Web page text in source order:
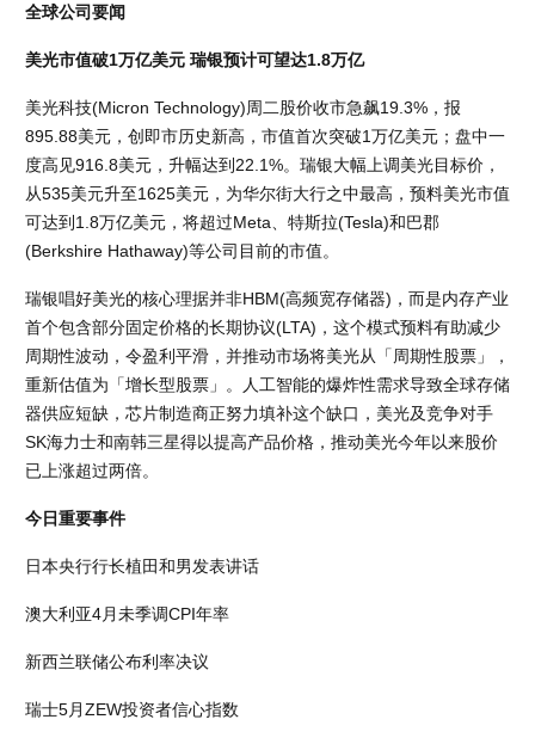
全球公司要闻
美光市值破1万亿美元 瑞银预计可望达1.8万亿
美光科技(Micron Technology)周二股价收市急飙19.3%，报
895.88美元，创即市历史新高，市值首次突破1万亿美元；盘中一
度高见916.8美元，升幅达到22.1%。瑞银大幅上调美光目标价，
从535美元升至1625美元，为华尔街大行之中最高，预料美光市值
可达到1.8万亿美元，将超过Meta、特斯拉(Tesla)和巴郡
(Berkshire Hathaway)等公司目前的市值。
瑞银唱好美光的核心理据并非HBM(高频宽存储器)，而是内存产业
首个包含部分固定价格的长期协议(LTA)，这个模式预料有助减少
周期性波动，令盈利平滑，并推动市场将美光从「周期性股票」，
重新估值为「增长型股票」。人工智能的爆炸性需求导致全球存储
器供应短缺，芯片制造商正努力填补这个缺口，美光及竞争对手
SK海力士和南韩三星得以提高产品价格，推动美光今年以来股价
已上涨超过两倍。
今日重要事件
日本央行行长植田和男发表讲话
澳大利亚4月未季调CPI年率
新西兰联储公布利率决议
瑞士5月ZEW投资者信心指数